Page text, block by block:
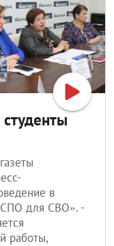
в
для СВО». -
работы,